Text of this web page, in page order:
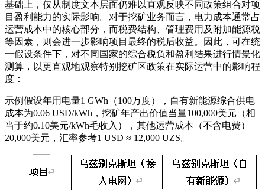
基础上，仅从制度文本层面仍难以直观反映不同政策组合对项
目盈利能力的实际影响。对于挖矿业务而言，电力成本通常占
运营成本中的核心部分，而税费结构、管理费用及附加能源税
等因素，则会进一步影响项目最终的税后收益。因此，可在统
一假设条件下，对不同国家的综合税负和盈利结果进行情景化
测算，以更直观地观察特别挖矿区政策在实际运营中的影响程
度：
示例假设年用电量1 GWh（100万度），自有新能源综合供电
成本为0.06 USD/kWh，挖矿年产出价值当量100,000美元（相
当于约0.10美元/kWh毛收入），其他运营成本（不含电费）
20,000美元，汇率参考1 USD ≈ 12,000 UZS。